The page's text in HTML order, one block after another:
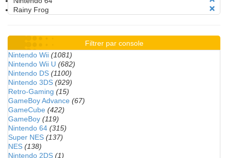
Rainy Frog
Filtrer par console
Nintendo Wii (1081)
Nintendo Wii U (682)
Nintendo DS (1100)
Nintendo 3DS (929)
Retro-Gaming (15)
GameBoy Advance (67)
GameCube (422)
GameBoy (119)
Nintendo 64 (315)
Super NES (137)
NES (138)
Nintendo 2DS (1)